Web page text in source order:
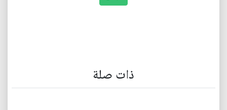
ذات صلة